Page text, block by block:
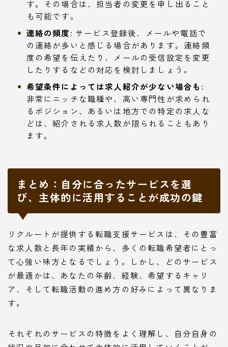
す。その場合は、担当者の変更を申し出ること
も可能です。
連絡の頻度: サービス登録後、メールや電話で
の連絡が多いと感じる場合があります。連絡頻
度の希望を伝えたり、メールの受信設定を変更
したりするなどの対応を検討しましょう。
希望条件によっては求人紹介が少ない場合も:
非常にニッチな職種や、高い専門性が求められ
るポジション、あるいは地方での特定の求人な
どは、紹介される求人数が限られることもあり
ます。
まとめ：自分に合ったサービスを選
び、主体的に活用することが成功の鍵
リクルートが提供する転職支援サービスは、その豊富
な求人数と長年の実績から、多くの転職希望者にとっ
て心強い味方となるでしょう。しかし、どのサービス
が最適かは、あなたの年齢、経験、希望するキャリ
ア、そして転職活動の進め方の好みによって異なりま
す。
それぞれのサービスの特徴をよく理解し、自分自身の